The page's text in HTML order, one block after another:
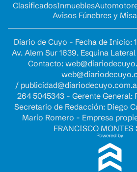
ClasificadosInmuebles
Avisos Fúnebres y
Diario de Cuyo - Fecha de Inicio:
Av. Alem Sur 1639. Esquina
Contacto:
/
264 5045343 - Gerente General:
Secretario de Redacción: Diego
Mario Romero - Empresa
FRANCISCO MONTES